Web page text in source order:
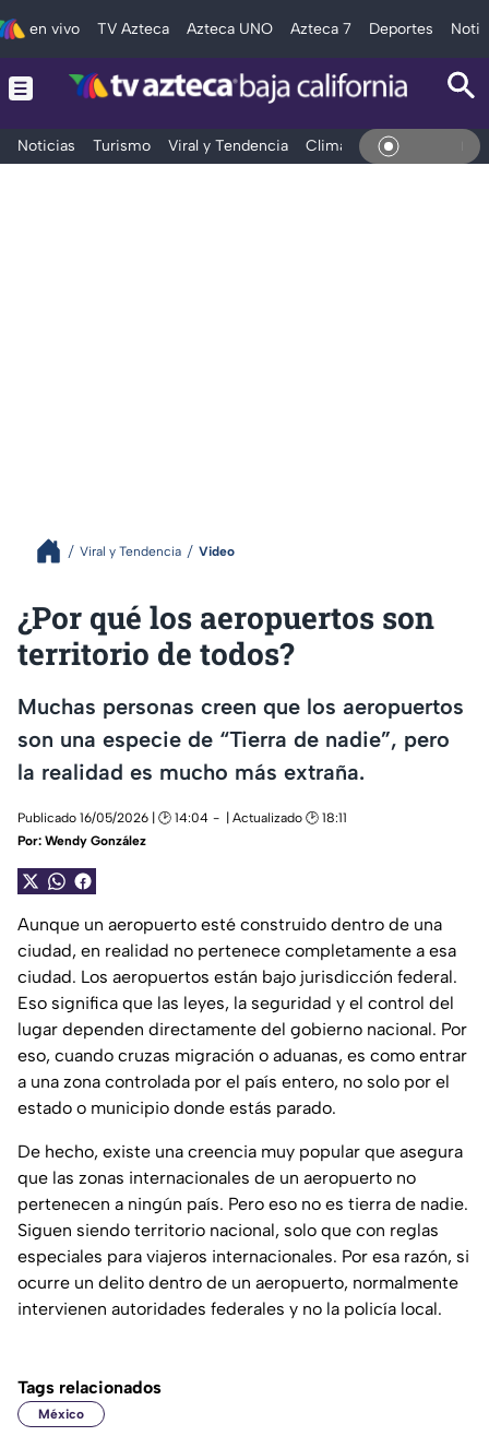
en vivo TV Azteca Azteca UNO Azteca 7 Deportes
Noticias Turismo Viral y Tendencia Clima Deportes En
Viral y Tendencia Video
¿Por qué los aeropuertos son
territorio de todos?
Muchas personas creen que los aeropuertos
son una especie de “Tierra de nadie”, pero
la realidad es mucho más extraña.
Publicado 16/05/2026 | 🕑 14:04
| Actualizado 🕑 18:11
Por: Wendy González
Aunque un aeropuerto esté construido dentro de una
ciudad, en realidad no pertenece completamente a esa
ciudad. Los aeropuertos están bajo jurisdicción federal.
Eso significa que las leyes, la seguridad y el control del
lugar dependen directamente del gobierno nacional. Por
eso, cuando cruzas migración o aduanas, es como entrar
a una zona controlada por el país entero, no solo por el
estado o municipio donde estás parado.
De hecho, existe una creencia muy popular que asegura
que las zonas internacionales de un aeropuerto no
pertenecen a ningún país. Pero eso no es tierra de nadie.
Siguen siendo territorio nacional, solo que con reglas
especiales para viajeros internacionales. Por esa razón, si
ocurre un delito dentro de un aeropuerto, normalmente
intervienen autoridades federales y no la policía local.
Tags relacionados
México